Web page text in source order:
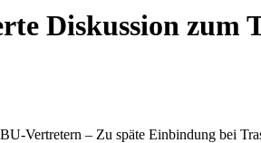
Diskussion zum
Vertretern – Zu späte Einbindung bei